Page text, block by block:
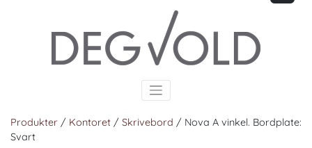
Produkter / Kontoret / Skrivebord / Nova A vinkel. Bordplate:
Svart